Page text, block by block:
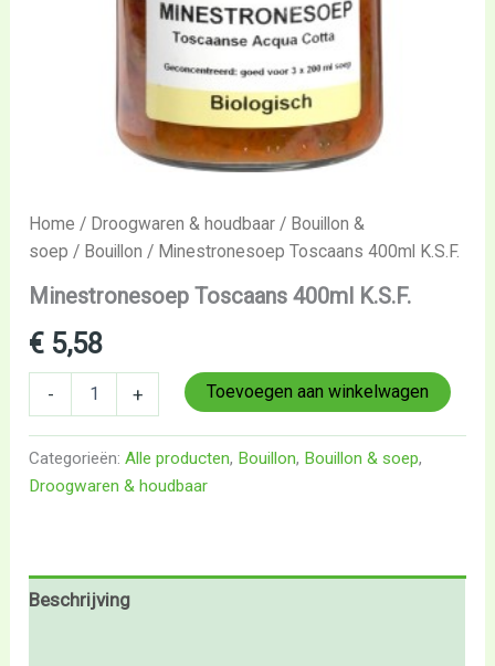
Home / Droogwaren & houdbaar / Bouillon &
soep / Bouillon / Minestronesoep Toscaans 400ml K.S.F.
Minestronesoep Toscaans 400ml K.S.F.
€ 5,58
- + Toevoegen aan winkelwagen
Categorieën:Alle producten, Bouillon, Bouillon & soep,
Droogwaren & houdbaar
Beschrijving